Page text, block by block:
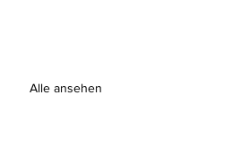
Alle ansehen